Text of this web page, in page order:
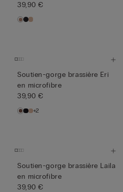
39,90 €
Soutien-gorge brassière Eri
en microfibre
39,90 €
+2
Soutien-gorge brassière Laila
en microfibre
39,90 €